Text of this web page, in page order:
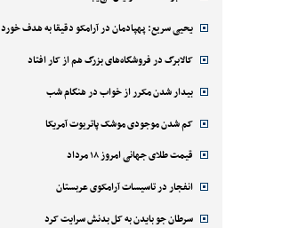
یحیی سریع: پهپادمان در آرامکو دقیقا به هدف خورد
کالابرگ در فروشگاه‌های بزرگ هم از کار افتاد
بیدار شدن مکرر از خواب در هنگام شب
کم شدن موجودی موشک پاتریوت آمریکا
قیمت طلای جهانی امروز ۱۸ مرداد
انفجار در تاسیسات آرامکوی عربستان
سرطان جو بایدن به کل بدنش سرایت کرد